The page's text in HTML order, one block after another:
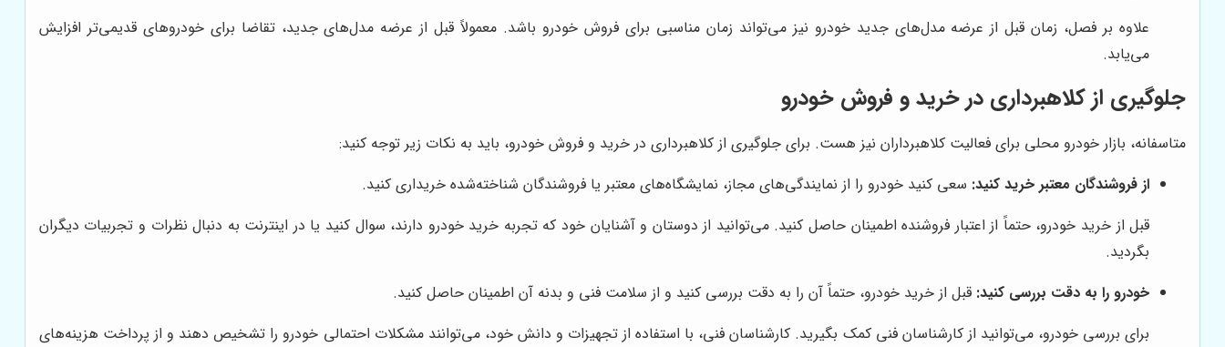
علاوه بر فصل، زمان قبل از عرضه مدل‌های جدید خودرو نیز می‌تواند زمان مناسبی برای فروش خودرو باشد. معمولاً قبل از عرضه مدل‌های جدید، تقاضا برای خودروهای قدیمی‌تر افزایش
می‌یابد.
جلوگیری از کلاهبرداری در خرید و فروش خودرو
متاسفانه، بازار خودرو محلی برای فعالیت کلاهبرداران نیز هست. برای جلوگیری از کلاهبرداری در خرید و فروش خودرو، باید به نکات زیر توجه کنید:
از فروشندگان معتبر خرید کنید: سعی کنید خودرو را از نمایندگی‌های مجاز، نمایشگاه‌های معتبر یا فروشندگان شناخته‌شده خریداری کنید.
قبل از خرید خودرو، حتماً از اعتبار فروشنده اطمینان حاصل کنید. می‌توانید از دوستان و آشنایان خود که تجربه خرید خودرو دارند، سوال کنید یا در اینترنت به دنبال نظرات و تجربیات دیگران
بگردید.
خودرو را به دقت بررسی کنید: قبل از خرید خودرو، حتماً آن را به دقت بررسی کنید و از سلامت فنی و بدنه آن اطمینان حاصل کنید.
برای بررسی خودرو، می‌توانید از کارشناسان فنی کمک بگیرید. کارشناسان فنی، با استفاده از تجهیزات و دانش خود، می‌توانند مشکلات احتمالی خودرو را تشخیص دهند و از پرداخت هزینه‌های